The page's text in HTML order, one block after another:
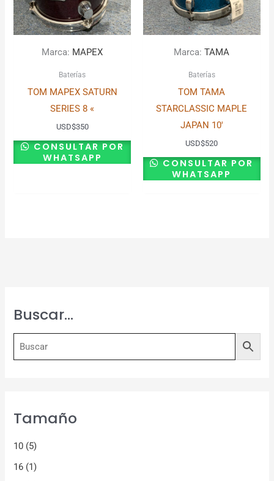
Marca: MAPEX
Baterías
TOM MAPEX SATURN
SERIES 8 «
USD$350
CONSULTAR POR
WHATSAPP
Marca:TAMA
Baterías
TOM TAMA
STARCLASSIC MAPLE
JAPAN 10′
USD$520
CONSULTAR POR
WHATSAPP
Buscar…
Tamaño
10 (5)
16 (1)